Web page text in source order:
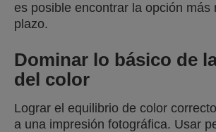
es posible encontrar la opción más
plazo.
Dominar lo básico de
del color
Lograr el equilibrio de color
a una impresión fotográfica. Usar